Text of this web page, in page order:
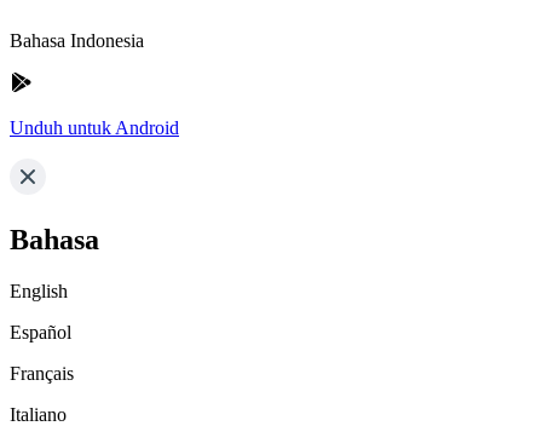
Bahasa Indonesia
Unduh untuk Android
Bahasa
English
Español
Français
Italiano